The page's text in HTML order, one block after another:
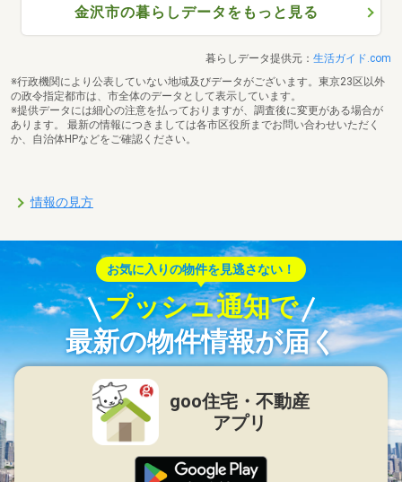
金沢市の暮らしデータをもっと見る
暮らしデータ提供元： 生活ガイド.com
※行政機関により公表していない地域及びデータがございます。東京23区以外
の政令指定都市は、市全体のデータとして表示しています。
※提供データには細心の注意を払っておりますが、調査後に変更がある場合が
あります。 最新の情報につきましては各市区役所までお問い合わせいただく
か、自治体HPなどをご確認ください。
情報の見方
お気に入りの物件を見逃さない！
プッシュ通知で
最新の物件情報が届く
goo住宅・不動産
アプリ